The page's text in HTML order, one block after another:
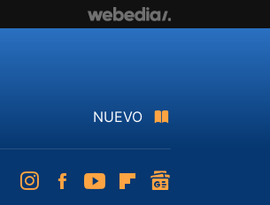
NUEVO
InstagramFacebookYoutubeFlipboard